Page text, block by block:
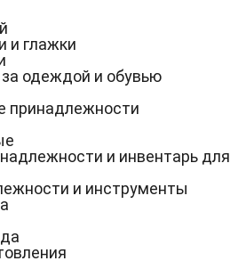
и глажки
одеждой и обувью
принадлежности
и инвентарь для
и инструменты